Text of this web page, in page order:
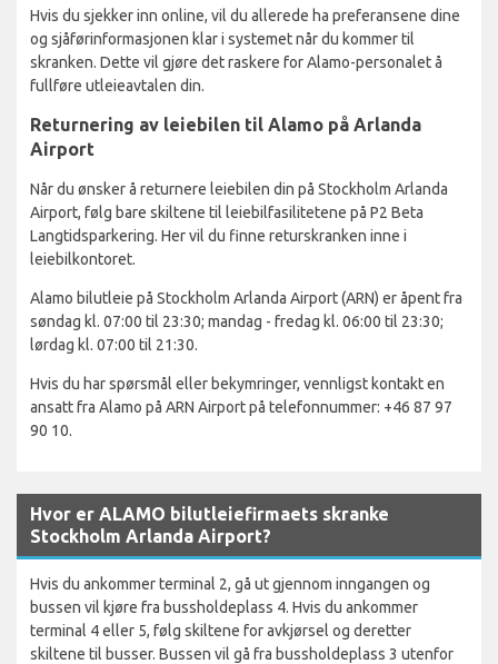
Hvis du sjekker inn online, vil du allerede ha preferansene dine
og sjåførinformasjonen klar i systemet når du kommer til
skranken. Dette vil gjøre det raskere for Alamo-personalet å
fullføre utleieavtalen din.
Returnering av leiebilen til Alamo på Arlanda
Airport
Når du ønsker å returnere leiebilen din på Stockholm Arlanda
Airport, følg bare skiltene til leiebilfasilitetene på P2 Beta
Langtidsparkering. Her vil du finne returskranken inne i
leiebilkontoret.
Alamo bilutleie på Stockholm Arlanda Airport (ARN) er åpent fra
søndag kl. 07:00 til 23:30; mandag - fredag kl. 06:00 til 23:30;
lørdag kl. 07:00 til 21:30.
Hvis du har spørsmål eller bekymringer, vennligst kontakt en
ansatt fra Alamo på ARN Airport på telefonnummer: +46 87 97
90 10.
Hvor er ALAMO bilutleiefirmaets skranke
Stockholm Arlanda Airport?
Hvis du ankommer terminal 2, gå ut gjennom inngangen og
bussen vil kjøre fra bussholdeplass 4. Hvis du ankommer
terminal 4 eller 5, følg skiltene for avkjørsel og deretter
skiltene til busser. Bussen vil gå fra bussholdeplass 3 utenfor